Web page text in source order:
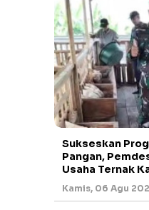
Sukseskan
Pangan,
Usaha Ternak
Kamis, 06 Agu